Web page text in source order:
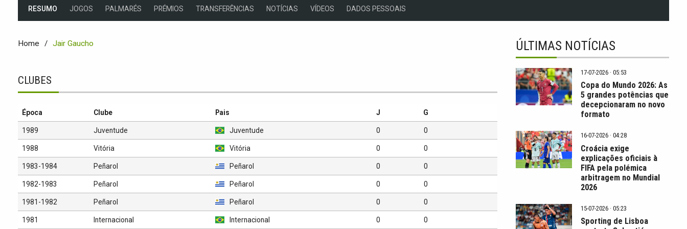
RESUMO JOGOS PALMARÉS PRÉMIOS TRANSFERÊNCIAS NOTÍCIAS VÍDEOS DADOS PESSOAIS
Home Jair Gaucho
CLUBES
Época Clube Pais J G
1989 Juventude Juventude 0 0
1988 Vitória Vitória 0 0
1983-1984 Peñarol Peñarol 0 0
1982-1983 Peñarol Peñarol 0 0
1981-1982 Peñarol Peñarol 0 0
1981 Internacional Internacional 0 0
ÚLTIMAS NOTÍCIAS
17-07-2026 · 05:53
Copa do Mundo 2026: As
5 grandes potências que
decepcionaram no novo
formato
16-07-2026 · 04:28
Croácia exige
explicações oficiais à
FIFA pela polémica
arbitragem no Mundial
2026
15-07-2026 · 05:23
Sporting de Lisboa